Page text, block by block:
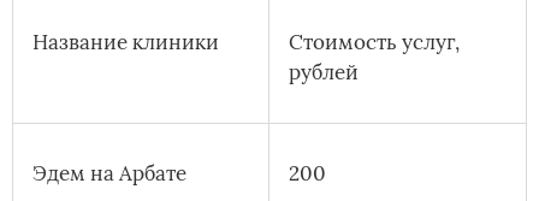
Название клиники
Стоимость услуг,
рублей
Эдем на Арбате 200